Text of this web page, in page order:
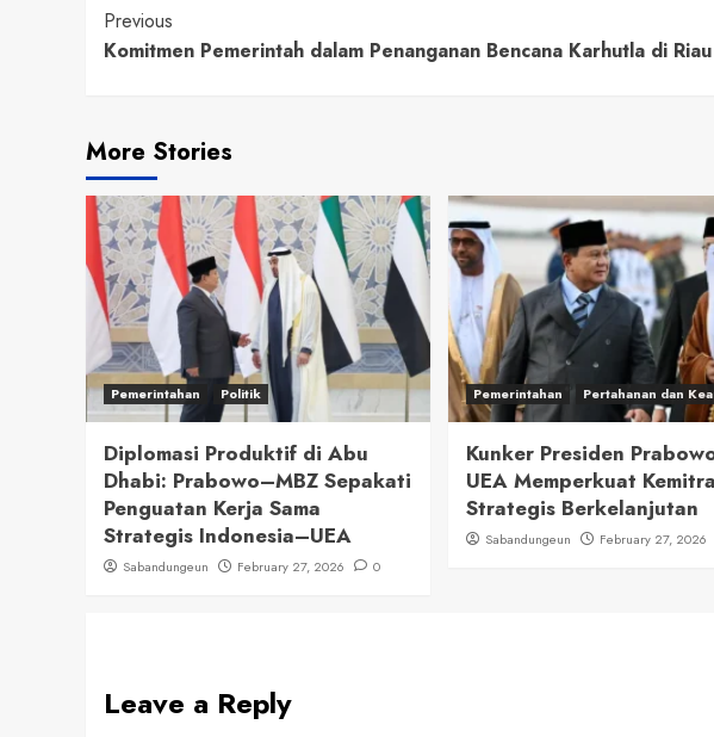
Continue
Reading
Previous
Komitmen Pemerintah dalam Penanganan Bencana Karhutla di Riau
More Stories
Pemerintahan Politik
Diplomasi Produktif di Abu
Dhabi: Prabowo–MBZ Sepakati
Penguatan Kerja Sama
Strategis Indonesia–UEA
Sabandungeun February 27, 2026 0
Pemerintahan Pertahanan dan
Kunker Presiden
UEA Memperkuat
Strategis Berkelanjutan
Sabandungeun February 27, 2026
Leave a Reply